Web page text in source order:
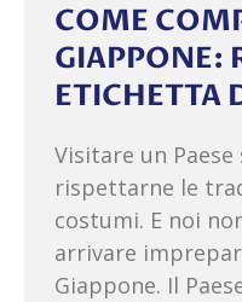
COME
GIAPPONE:
ETICHETTA
Visitare un
rispettarne le
costumi. E noi
arrivare
Giappone. Il